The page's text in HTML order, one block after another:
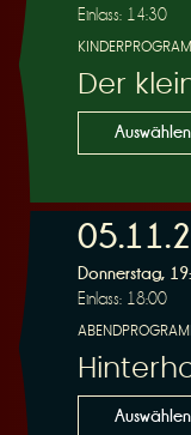
Einlass: 14:30
Der
Auswählen
Donnerstag,
Einlass: 18:00
Auswählen